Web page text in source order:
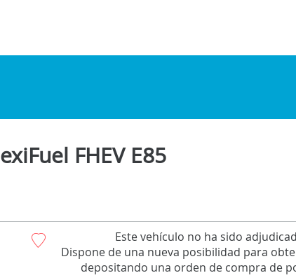
FHEV E85
Este vehículo no ha sido
Dispone de una nueva posibilidad para
depositando una orden de compra de